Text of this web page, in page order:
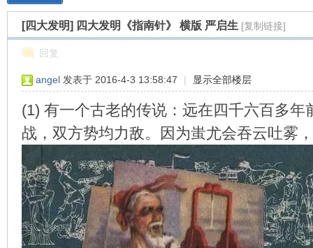
» › › ›
[四大发明] 四大发明《指南针》 横版 严启生 [复制链接]
回复
angel 发表于 2016-4-3 13:58:47 | 显示全部楼层
(1) 有一个古老的传说：远在四千六百多
战，双方势均力敌。因为蚩尤会吞云吐雾